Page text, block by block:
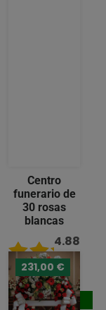
Centro
funerario de
30 rosas
blancas
4.88
/ 5
176,00 €
Comprar
231,00 €